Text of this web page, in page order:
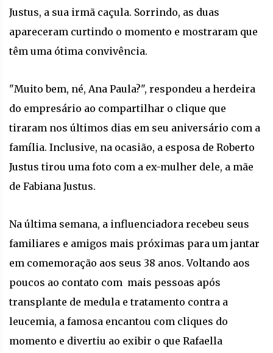
Justus, a sua irmã caçula. Sorrindo, as duas
apareceram curtindo o momento e mostraram que
têm uma ótima convivência.
"Muito bem, né, Ana Paula?", respondeu a herdeira
do empresário ao compartilhar o clique que
tiraram nos últimos dias em seu aniversário com a
família. Inclusive, na ocasião, a esposa de Roberto
Justus tirou uma foto com a ex-mulher dele, a mãe
de Fabiana Justus.
Na última semana, a influenciadora recebeu seus
familiares e amigos mais próximas para um jantar
em comemoração aos seus 38 anos. Voltando aos
poucos ao contato com mais pessoas após
transplante de medula e tratamento contra a
leucemia, a famosa encantou com cliques do
momento e divertiu ao exibir o que Rafaella